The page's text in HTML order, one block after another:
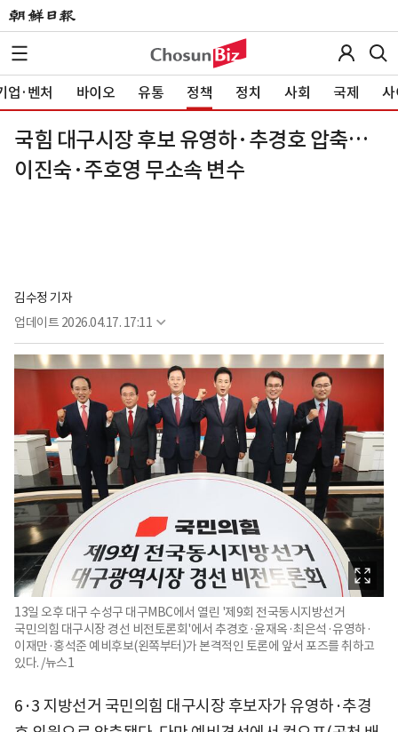
업·벤처 바이오 유통 정책 정치 사회 국제 사
국힘 대구시장 후보 유영하·추경호 압축…
이진숙·주호영 무소속 변수
김수정 기자
업데이트 2026.04.17. 17:11
13일 오후 대구 수성구 대구MBC에서 열린 '제9회 전국동시지방선거
국민의힘 대구시장 경선 비전토론회'에서 추경호·윤재옥·최은석·유영하·
이재만·홍석준 예비후보(왼쪽부터)가 본격적인 토론에 앞서 포즈를 취하고
있다. /뉴스1
6·3 지방선거 국민의힘 대구시장 후보자가 유영하·추경